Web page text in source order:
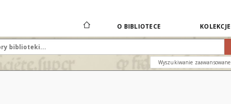
O BIBLIOTECE KOLEKCJE
Wyszukiwanie zaawansowane